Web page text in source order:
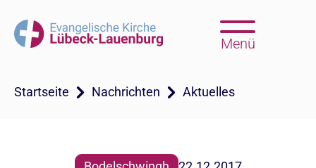
Menü
Startseite Nachrichten Aktuelles